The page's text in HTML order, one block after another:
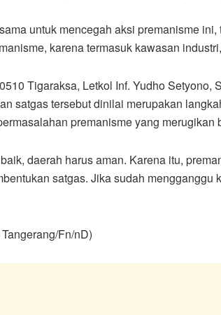
untuk mencegah aksi premanisme
karena termasuk kawasan
Tigaraksa, Letkol Inf. Yudho Setyono,
satgas tersebut dinilai merupakan
premanisme yang merugikan
daerah harus aman. Karena itu,
satgas. Jika sudah mengganggu
Fn/nD)